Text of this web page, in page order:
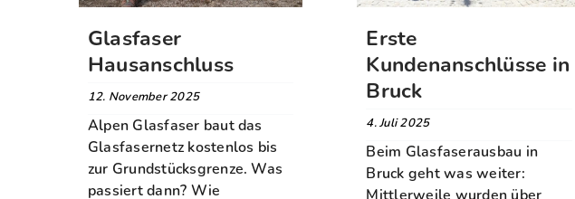
Glasfaser
Hausanschluss
12. November 2025
Alpen Glasfaser baut das
Glasfasernetz kostenlos bis
zur Grundstücksgrenze. Was
passiert dann? Wie
Erste
Kundenanschlüsse in
Bruck
4. Juli 2025
Beim Glasfaserausbau in
Bruck geht was weiter: